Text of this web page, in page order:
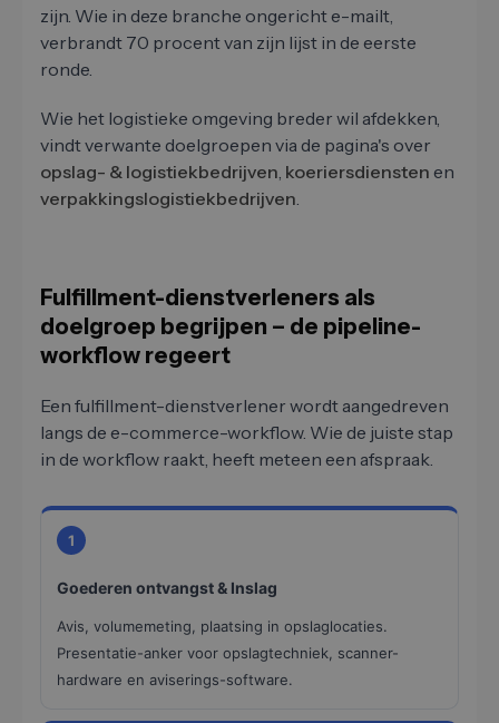
zijn. Wie in deze branche ongericht e-mailt,
verbrandt 70 procent van zijn lijst in de eerste
ronde.
Wie het logistieke omgeving breder wil afdekken,
vindt verwante doelgroepen via de pagina's over
opslag- & logistiekbedrijven, koeriersdiensten en
verpakkingslogistiekbedrijven.
Fulfillment-dienstverleners als
doelgroep begrijpen – de pipeline-
workflow regeert
Een fulfillment-dienstverlener wordt aangedreven
langs de e-commerce-workflow. Wie de juiste stap
in de workflow raakt, heeft meteen een afspraak.
1
Goederen ontvangst & Inslag
Avis, volumemeting, plaatsing in opslaglocaties.
Presentatie-anker voor opslagtechniek, scanner-
hardware en aviserings-software.